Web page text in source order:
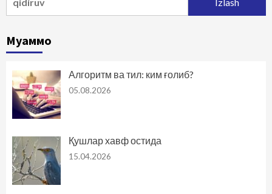
Муаммо
Алгоритм ва тил: ким ғолиб?
05.08.2026
Қушлар хавф остида
15.04.2026